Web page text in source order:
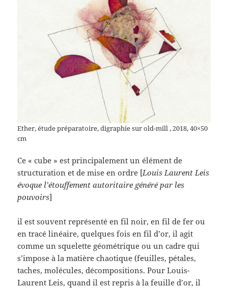
Ether, étude préparatoire, digraphie sur old-mill , 2018, 40×50
cm
Ce « cube » est principalement un élément de
structuration et de mise en ordre [Louis Laurent Leis
évoque l’étouffement autoritaire généré par les
pouvoirs]
il est souvent représenté en fil noir, en fil de fer ou
en tracé linéaire, quelques fois en fil d’or, il agit
comme un squelette géométrique ou un cadre qui
s’impose à la matière chaotique (feuilles, pétales,
taches, molécules, décompositions. Pour Louis-
Laurent Leis, quand il est repris à la feuille d’or, il